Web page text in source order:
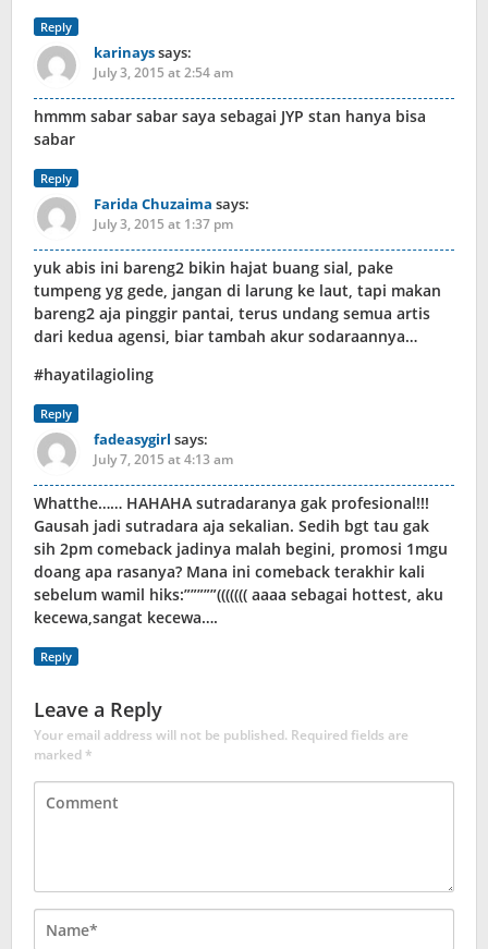
Reply
karinayssays:
July 3, 2015 at 2:54 am
hmmm sabar sabar saya sebagai JYP stan hanya bisa
sabar
Reply
Farida Chuzaima says:
July 3, 2015 at 1:37 pm
yuk abis ini bareng2 bikin hajat buang sial, pake
tumpeng yg gede, jangan di larung ke laut, tapi makan
bareng2 aja pinggir pantai, terus undang semua artis
dari kedua agensi, biar tambah akur sodaraannya…
#hayatilagioling
Reply
fadeasygirl says:
July 7, 2015 at 4:13 am
Whatthe…… HAHAHA sutradaranya gak profesional!!!
Gausah jadi sutradara aja sekalian. Sedih bgt tau gak
sih 2pm comeback jadinya malah begini, promosi 1mgu
doang apa rasanya? Mana ini comeback terakhir kali
sebelum wamil hiks:”””””((((((( aaaa sebagai hottest, aku
kecewa,sangat kecewa….
Reply
Leave a Reply
Your email address will not be published. Required fields are
marked*